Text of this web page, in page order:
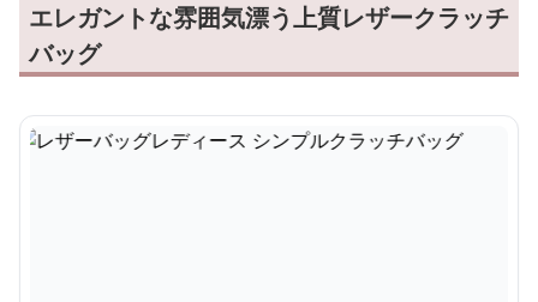
エレガントな雰囲気漂う上質レザークラッチ
バッグ